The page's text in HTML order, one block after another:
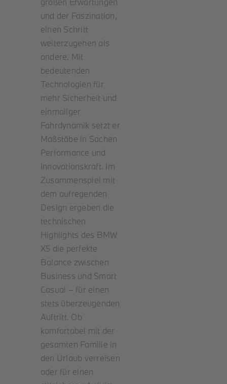
Roller
Unternehmen
und der Faszination,
einen Schritt
weiterzugehen als
andere. Mit
bedeutenden
Technologien für
mehr Sicherheit und
einmaliger
Fahrdynamik setzt er
Maßstäbe in Sachen
Performance und
Innovationskraft. Im
Zusammenspiel mit
dem aufregenden
Design ergeben die
technischen
Highlights des BMW
X5 die perfekte
Balance zwischen
Business und Smart
Casual – für einen
stets überzeugenden
Auftritt. Ob
komfortabel mit der
gesamten Familie in
den Urlaub verreisen
oder für einen